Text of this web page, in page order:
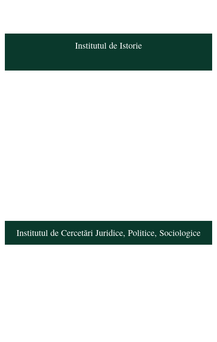
Institutul de Istorie
Institutul de Cercetări Juridice, Politice, Sociologice